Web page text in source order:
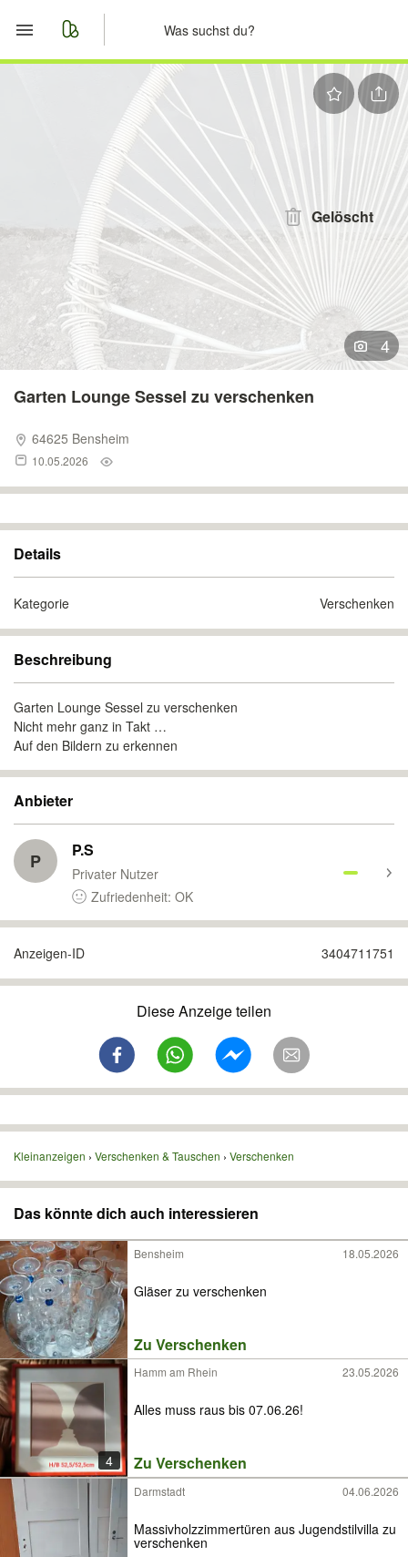
Merkliste
Nachrichten
Anzeige aufgeben
Gelöscht
4
Garten Lounge Sessel zu verschenken
64625 Bensheim
10.05.2026
Details
Kategorie Verschenken
Beschreibung
Garten Lounge Sessel zu verschenken
Nicht mehr ganz in Takt …
Auf den Bildern zu erkennen
Anbieter
P P.S
Privater Nutzer
Zufriedenheit: OK
Anzeigen-ID 3404711751
Diese Anzeige teilen
Kleinanzeigen Verschenken & Tauschen Verschenken
Das könnte dich auch interessieren
Bensheim 18.05.2026
Gläser zu verschenken
Zu Verschenken
4
Hamm am Rhein 23.05.2026
Alles muss raus bis 07.06.26!
Zu Verschenken
Darmstadt 04.06.2026
Massivholzzimmertüren aus Jugendstilvilla zu
verschenken